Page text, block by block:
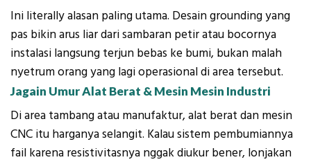
Ini literally alasan paling utama. Desain grounding yang
pas bikin arus liar dari sambaran petir atau bocornya
instalasi langsung terjun bebas ke bumi, bukan malah
nyetrum orang yang lagi operasional di area tersebut.
Jagain Umur Alat Berat & Mesin Mesin Industri
Di area tambang atau manufaktur, alat berat dan mesin
CNC itu harganya selangit. Kalau sistem pembumiannya
fail karena resistivitasnya nggak diukur bener, lonjakan